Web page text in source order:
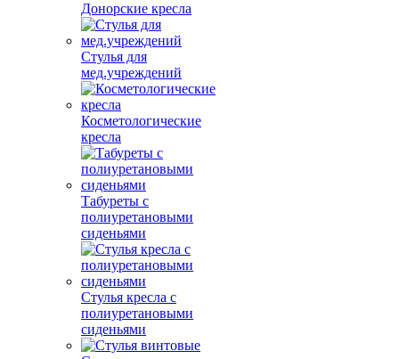
Донорские кресла
Стулья для
мед.учреждений
Косметологические
кресла
Табуреты с
полиуретановыми
сиденьями
Стулья кресла с
полиуретановыми
сиденьями